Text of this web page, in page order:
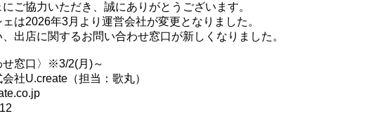
ご協力いただき、誠にありがとうございます。
は2026年3月より運営会社が変更となりました。
出店に関するお問い合わせ窓口が新しくなりました。
せ窓口〉※3/2(月)～
社U.create（担当：歌丸）